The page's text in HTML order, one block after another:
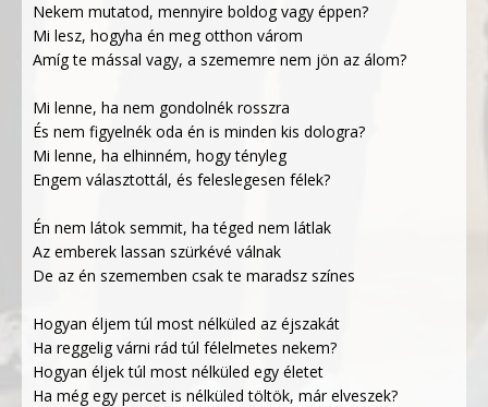
Nekem mutatod, mennyire boldog vagy éppen?
Mi lesz, hogyha én meg otthon várom
Amíg te mással vagy, a szememre nem jön az álom?
Mi lenne, ha nem gondolnék rosszra
És nem figyelnék oda én is minden kis dologra?
Mi lenne, ha elhinném, hogy tényleg
Engem választottál, és feleslegesen félek?
Én nem látok semmit, ha téged nem látlak
Az emberek lassan szürkévé válnak
De az én szememben csak te maradsz színes
Hogyan éljem túl most nélküled az éjszakát
Ha reggelig várni rád túl félelmetes nekem?
Hogyan éljek túl most nélküled egy életet
Ha még egy percet is nélküled töltök, már elveszek?